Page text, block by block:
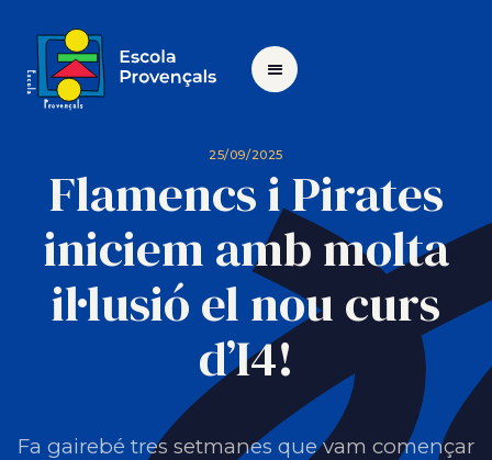
25/09/2025
Flamencs i Pirates
iniciem amb molta
il·lusió el nou curs
d’I4!
Fa gairebé tres setmanes que vam començar